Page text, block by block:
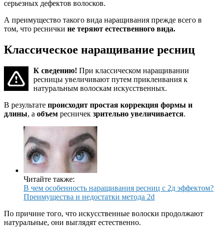
серьезных дефектов волосков.
А преимущество такого вида наращивания прежде всего в
том, что реснички не теряют естественного вида.
Классическое наращивание ресниц
К сведению! При классическом наращивании
ресницы увеличивают путем приклеивания к
натуральным волоскам искусственных.
В результате происходит простая коррекция формы и
длины, а объем ресничек зрительно увеличивается.
Читайте также:
В чем особенность наращивания ресниц с 2д эффектом?
Преимущества и недостатки метода 2d
По причине того, что искусственные волоски продолжают
натуральные, они выглядят естественно.